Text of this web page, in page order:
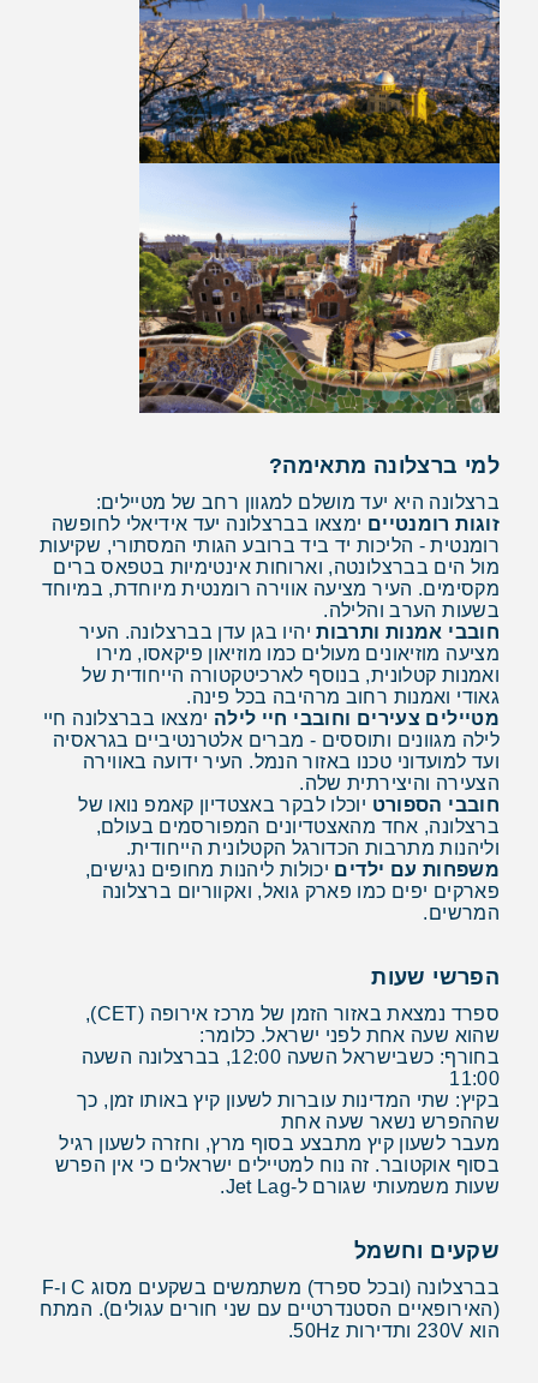
למי ברצלונה מתאימה?
ברצלונה היא יעד מושלם למגוון רחב של מטיילים:
זוגות רומנטיים ימצאו בברצלונה יעד אידיאלי לחופשה
רומנטית - הליכות יד ביד ברובע הגותי המסתורי, שקיעות
מול הים בברצלונטה, וארוחות אינטימיות בטפאס ברים
מקסימים. העיר מציעה אווירה רומנטית מיוחדת, במיוחד
בשעות הערב והלילה.
חובבי אמנות ותרבותיהיו בגן עדן בברצלונה. העיר
מציעה מוזיאונים מעולים כמו מוזיאון פיקאסו, מירו
ואמנות קטלונית, בנוסף לארכיטקטורה הייחודית של
גאודי ואמנות רחוב מרהיבה בכל פינה.
מטיילים צעירים וחובבי חיי לילה ימצאו בברצלונה חיי
לילה מגוונים ותוססים - מברים אלטרנטיביים בגראסיה
ועד למועדוני טכנו באזור הנמל. העיר ידועה באווירה
הצעירה והיצירתית שלה.
חובבי הספורט יוכלו לבקר באצטדיון קאמפ נואו של
ברצלונה, אחד מהאצטדיונים המפורסמים בעולם,
וליהנות מתרבות הכדורגל הקטלונית הייחודית.
משפחות עם ילדים יכולות ליהנות מחופים נגישים,
פארקים יפים כמו פארק גואל, ואקווריום ברצלונה
המרשים.
הפרשי שעות
ספרד נמצאת באזור הזמן של מרכז אירופה (CET),
שהוא שעה אחת לפני ישראל. כלומר:
בחורף: כשבישראל השעה 12:00, בברצלונה השעה
11:00
בקיץ: שתי המדינות עוברות לשעון קיץ באותו זמן, כך
שההפרש נשאר שעה אחת
מעבר לשעון קיץ מתבצע בסוף מרץ, וחזרה לשעון רגיל
בסוף אוקטובר. זה נוח למטיילים ישראלים כי אין הפרש
שעות משמעותי שגורם ל-Jet Lag.
שקעים וחשמל
בברצלונה (ובכל ספרד) משתמשים בשקעים מסוג C ו-F
(האירופאיים הסטנדרטיים עם שני חורים עגולים). המתח
הוא 230V ותדירות 50Hz.